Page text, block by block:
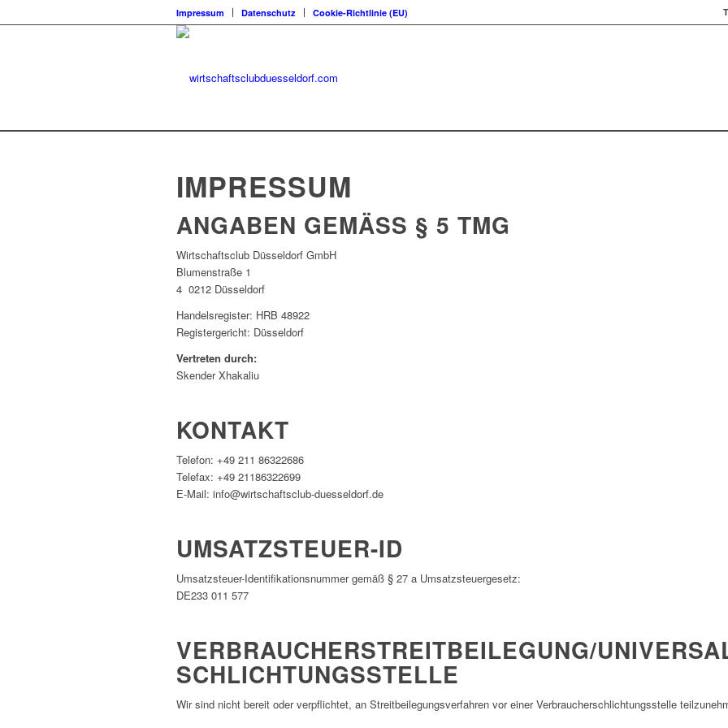
Impressum Datenschutz Cookie-Richtlinie (EU)
IMPRESSUM
ANGABEN GEMÄSS § 5 TMG
Wirtschaftsclub Düsseldorf GmbH
Blumenstraße 1
4 0212 Düsseldorf
Handelsregister: HRB 48922
Registergericht: Düsseldorf
Vertreten durch:
Skender Xhakaliu
KONTAKT
Telefon: +49 211 86322686
Telefax: +49 21186322699
E-Mail: info@wirtschaftsclub-duesseldorf.de
UMSATZSTEUER-ID
Umsatzsteuer-Identifikationsnummer gemäß § 27 a Umsatzsteuergesetz:
DE233 011 577
VERBRAUCHER­STREIT­BEILEGUNG/
SCHLICHTUNGS­STELLE
Wir sind nicht bereit oder verpflichtet, an Streitbeilegungsverfahren vor einer Verbraucherschlichtungsstelle